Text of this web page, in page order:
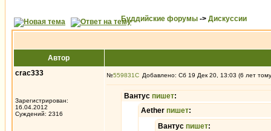
Буддийские форумы -> Дискуссии
Автор
crac333
Зарегистрирован:
16.04.2012
Суждений: 2316
№559831 Добавлено: Сб 19 Дек 20, 13:03 (6 лет
Вантус пишет:
Aether пишет:
Вантус пишет: